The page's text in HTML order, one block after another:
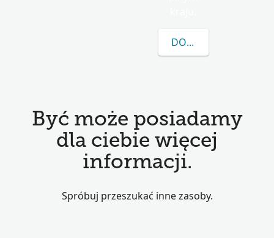
DOWIEDZ SIĘ WIĘCEJ
Być może posiadamy
dla ciebie więcej
informacji.
Spróbuj przeszukać inne zasoby.